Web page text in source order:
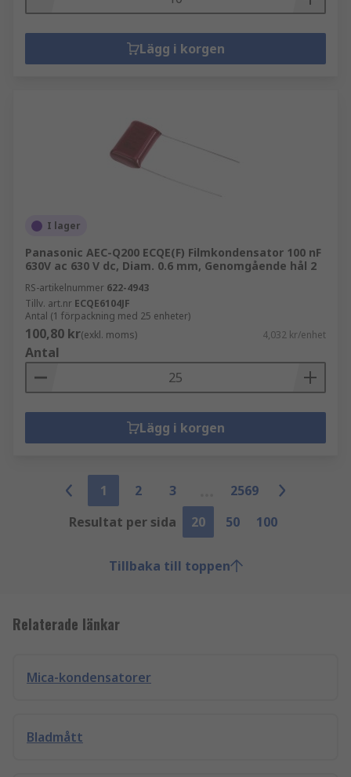
Lägg i korgen
I lager
Panasonic AEC-Q200 ECQE(F) Filmkondensator 100 nF
630V ac 630 V dc, Diam. 0.6 mm, Genomgående hål 2
RS-artikelnummer 622-4943
Tillv. art.nr ECQE6104JF
Antal (1 förpackning med 25 enheter)
100,80 kr(exkl. moms) 4,032 kr/enhet
Antal
Lägg i korgen
1 2 3
2569
Resultat per sida
20 50 100
Tillbaka till toppen
Relaterade länkar
Mica-kondensatorer
Bladmått